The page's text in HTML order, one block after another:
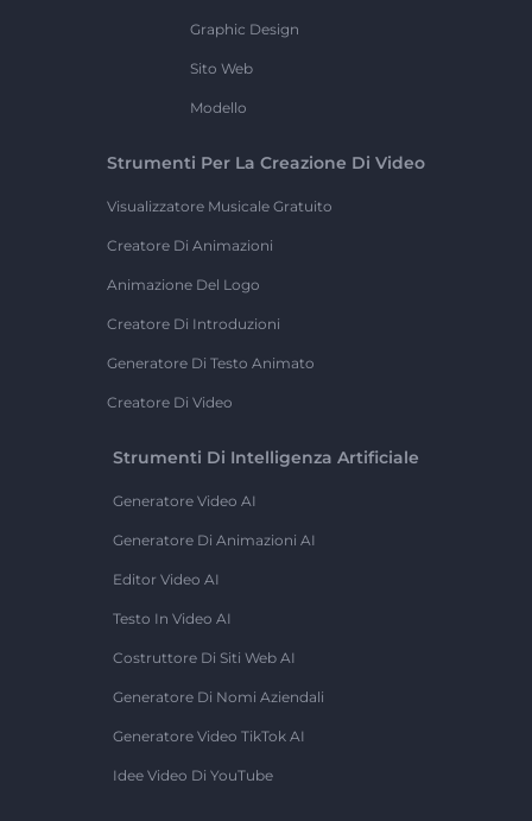
Graphic Design
Sito Web
Modello
Strumenti Per La Creazione Di Video
Visualizzatore Musicale Gratuito
Creatore Di Animazioni
Animazione Del Logo
Creatore Di Introduzioni
Generatore Di Testo Animato
Creatore Di Video
Strumenti Di Intelligenza Artificiale
Generatore Video AI
Generatore Di Animazioni AI
Editor Video AI
Testo In Video AI
Costruttore Di Siti Web AI
Generatore Di Nomi Aziendali
Generatore Video TikTok AI
Idee Video Di YouTube